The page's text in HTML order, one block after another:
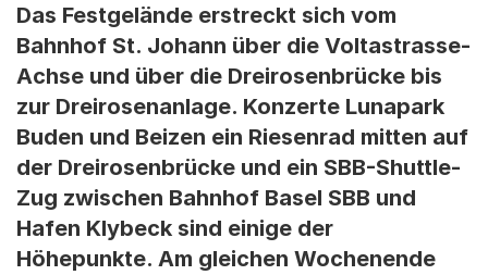
Das Festgelände erstreckt sich vom
Bahnhof St. Johann über die Voltastrasse-
Achse und über die Dreirosenbrücke bis
zur Dreirosenanlage. Konzerte Lunapark
Buden und Beizen ein Riesenrad mitten auf
der Dreirosenbrücke und ein SBB-Shuttle-
Zug zwischen Bahnhof Basel SBB und
Hafen Klybeck sind einige der
Höhepunkte. Am gleichen Wochenende